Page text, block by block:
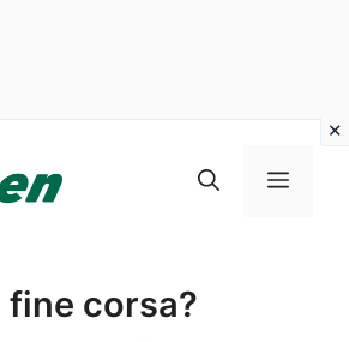
Menu
corsa?